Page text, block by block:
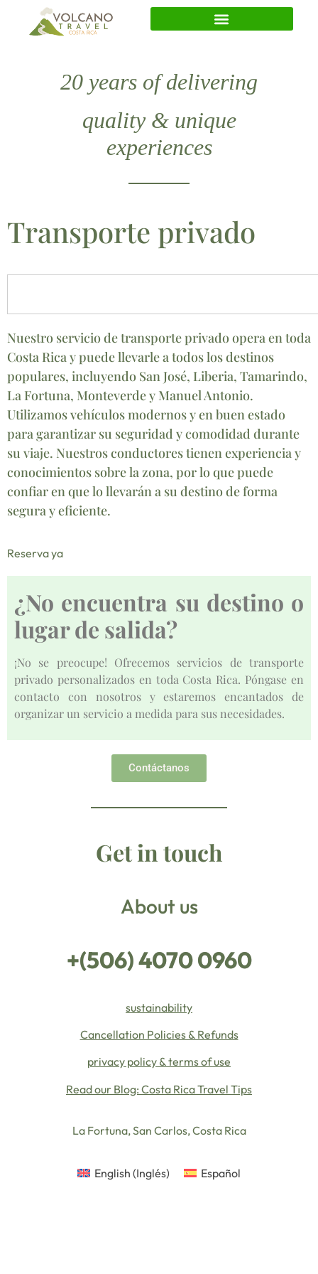
20 years of delivering
quality & unique
experiences
Transporte privado
Nuestro servicio de transporte privado opera en toda
Costa Rica y puede llevarle a todos los destinos
populares, incluyendo San José, Liberia, Tamarindo,
La Fortuna, Monteverde y Manuel Antonio.
Utilizamos vehículos modernos y en buen estado
para garantizar su seguridad y comodidad durante
su viaje. Nuestros conductores tienen experiencia y
conocimientos sobre la zona, por lo que puede
confiar en que lo llevarán a su destino de forma
segura y eficiente.
Reserva ya
¿No encuentra su destino o
lugar de salida?
¡No se preocupe! Ofrecemos servicios de transporte
privado personalizados en toda Costa Rica. Póngase en
contacto con nosotros y estaremos encantados de
organizar un servicio a medida para sus necesidades.
Contáctanos
Get in touch
About us
+(506) 4070 0960
sustainability
Cancellation Policies & Refunds
privacy policy & terms of use
Read our Blog: Costa Rica Travel Tips
La Fortuna, San Carlos, Costa Rica
English (Inglés) Español